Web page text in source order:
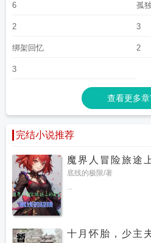
6 孤
2 3
绑架回忆 2
3
查看更多章
完结小说推荐
魔界人冒险旅途
底线的极限/著
...
十月怀胎，少主